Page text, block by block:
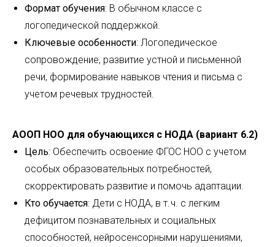
Формат обучения: В обычном классе с
логопедической поддержкой.
Ключевые особенности: Логопедическое
сопровождение, развитие устной и письменной
речи, формирование навыков чтения и письма с
учетом речевых трудностей.
АООП НОО для обучающихся с НОДА (вариант 6.2)
Цель: Обеспечить освоение ФГОС НОО с учетом
особых образовательных потребностей,
скорректировать развитие и помочь адаптации.
Кто обучается: Дети с НОДА, в т. ч. с легким
дефицитом познавательных и социальных
способностей, нейросенсорными нарушениями,